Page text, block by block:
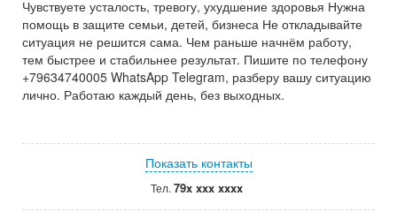
Чувствуете усталость, тревогу, ухудшение здоровья Нужна
помощь в защите семьи, детей, бизнеса Не откладывайте
ситуация не решится сама. Чем раньше начнём работу,
тем быстрее и стабильнее результат. Пишите по телефону
+79634740005 WhatsApp Telegram, разберу вашу ситуацию
лично. Работаю каждый день, без выходных.
Показать контакты
Тел. 79x xxx xxxx